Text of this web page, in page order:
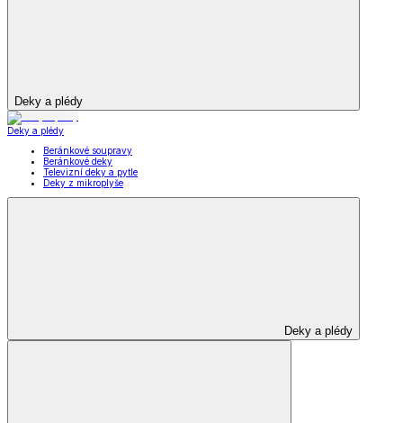
Deky a plédy
Deky a plédy
Beránkové soupravy
Beránkové deky
Televizní deky a pytle
Deky z mikroplyše
Deky a plédy